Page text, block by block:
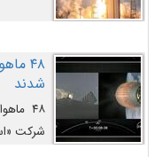
۴۸
شدند
۴۸
شرکت